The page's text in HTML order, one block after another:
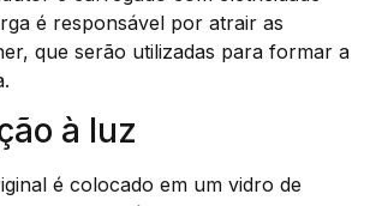
é responsável por atrair as
que serão utilizadas para formar a
à luz
é colocado em um vidro de